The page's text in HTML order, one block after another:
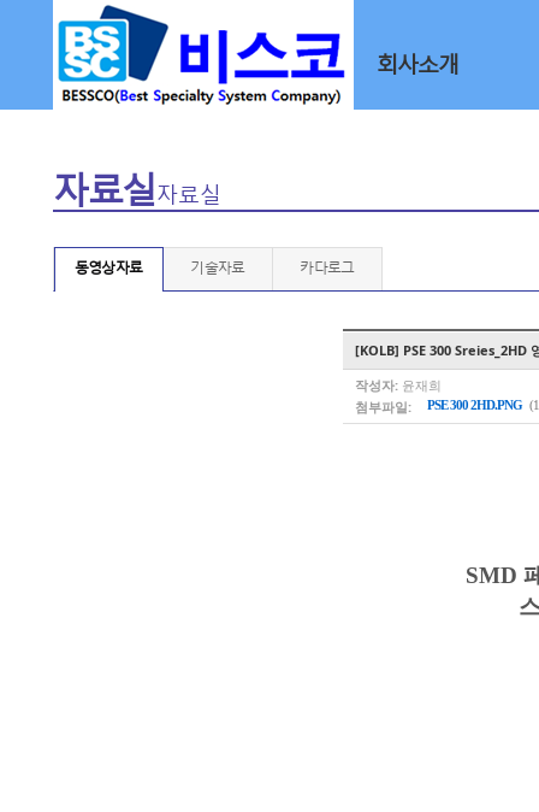
회사소개
자료실자료실
동영상자료 기술자료 카다로그
[KOLB] PSE 300 Sreies_2HD
작성자: 윤재희
첨부파일:
PSE 300 2HD.PNG
SMD